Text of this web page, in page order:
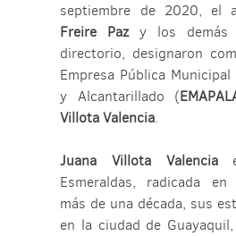
septiembre de 2020, el
Freire Pazy los demás
directorio, designaron
Empresa Pública
y Alcantarillado (
Villota Valencia.
Juana Villota Valencia
Esmeraldas, radicada
más de una década, sus
en la ciudad de